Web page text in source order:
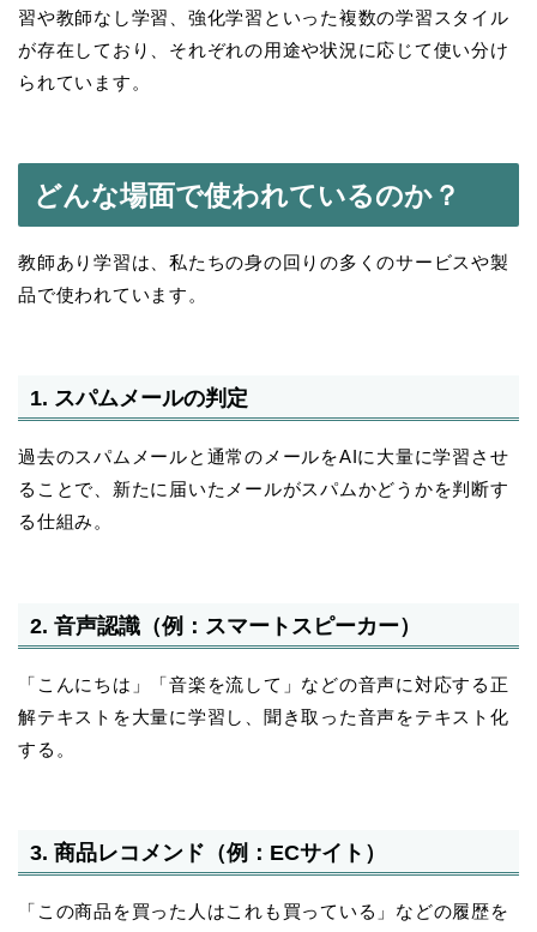
習や教師なし学習、強化学習といった複数の学習スタイル
が存在しており、それぞれの用途や状況に応じて使い分け
られています。
どんな場面で使われているのか？
教師あり学習は、私たちの身の回りの多くのサービスや製
品で使われています。
1. スパムメールの判定
過去のスパムメールと通常のメールをAIに大量に学習させ
ることで、新たに届いたメールがスパムかどうかを判断す
る仕組み。
2. 音声認識（例：スマートスピーカー）
「こんにちは」「音楽を流して」などの音声に対応する正
解テキストを大量に学習し、聞き取った音声をテキスト化
する。
3. 商品レコメンド（例：ECサイト）
「この商品を買った人はこれも買っている」などの履歴を